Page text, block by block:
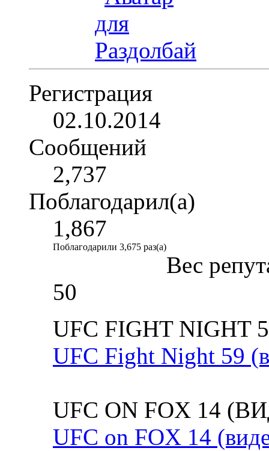
Регистрация
02.10.2014
Сообщений
2,737
Поблагодарил(а)
1,867
Поблагодарили 3,675 раз(а)
Вес
50
UFC FIGHT
UFC Fight Night 59
UFC ON FOX 14
UFC on FOX 14